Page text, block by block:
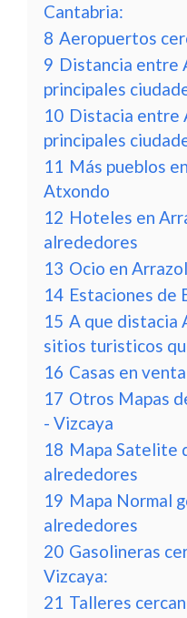
Cantabria:
8 Aeropuertos
9 Distancia entre
principales
10 Distacia entre
principales
11 Más pueblos
Atxondo
12 Hoteles en
alrededores
13 Ocio en
14 Estaciones de
15 A que distacia
sitios turisticos
16 Casas en
17 Otros Mapas
- Vizcaya
18 Mapa Satelite
alrededores
19 Mapa Normal
alrededores
20 Gasolineras
Vizcaya:
21 Talleres